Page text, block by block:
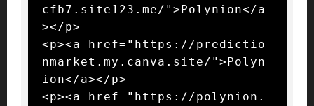
cfb7.site123.me/">Polynion</a
></p>
<p><a href="https://predictio
nmarket.my.canva.site/">Polyn
ion</a></p>
<p><a href="https://polynion.